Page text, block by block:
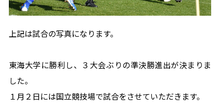
上記は試合の写真になります。
東海大学に勝利し、３大会ぶりの準決勝進出が決まりま
した。
１月２日には国立競技場で試合をさせていただきます。